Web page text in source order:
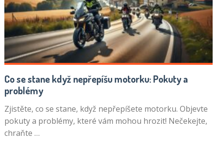
Co se stane když nepřepíšu motorku: Pokuty a
problémy
Zjistěte, co se stane, když nepřepíšete motorku. Objevte
pokuty a problémy, které vám mohou hrozit! Nečekejte,
chraňte …